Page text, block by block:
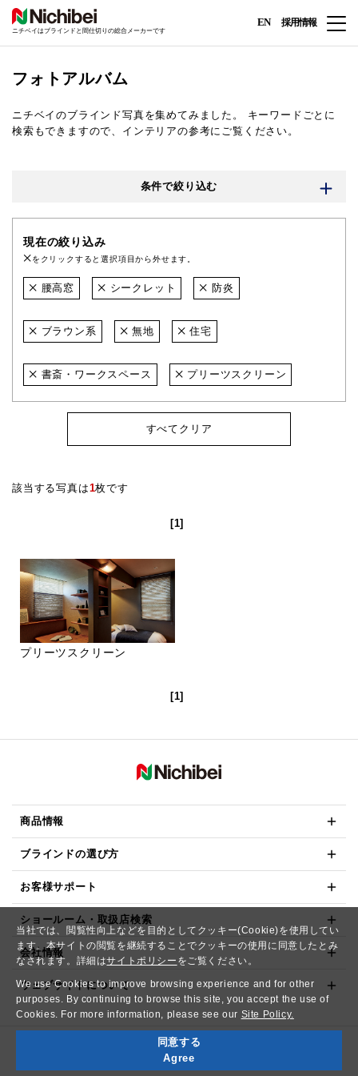
当社では、閲覧性向上などを目的としてクッキー(Cookie)を使用してい
ます。本サイトの閲覧を継続することでクッキーの使用に同意したとみ
なされます。詳細はサイトポリシー をご覧ください。
We use Cookies to improve browsing experience and for other
purposes. By continuing to browse this site, you accept the use of
Cookies. For more information, please see our Site Policy.
同意する
Agree
ニチベイはブラインドと間仕切りの総合メーカーです
EN 採用情報
フォトアルバム
ニチベイのブラインド写真を集めてみました。
キーワードごとに
検索もできますので、インテリアの参考にご覧ください。
条件で絞り込む
現在の絞り込み
をクリックすると選択項目から外せます。
腰高窓 シークレット 防炎
ブラウン系 無地 住宅
書斎・ワークスペース プリーツスクリーン
すべてクリア
該当する写真は1枚です
[1]
プリーツスクリーン
[1]
商品情報
ブラインドの選び方
お客様サポート
ショールーム・取扱店検索
会社情報
ウェブサイトについて
Copyright© NICHIBEI CO.,LTD. All Rights Reserved.